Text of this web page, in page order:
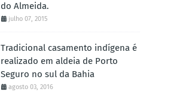
do Almeida.
julho 07, 2015
Tradicional casamento indígena é
realizado em aldeia de Porto
Seguro no sul da Bahia
agosto 03, 2016